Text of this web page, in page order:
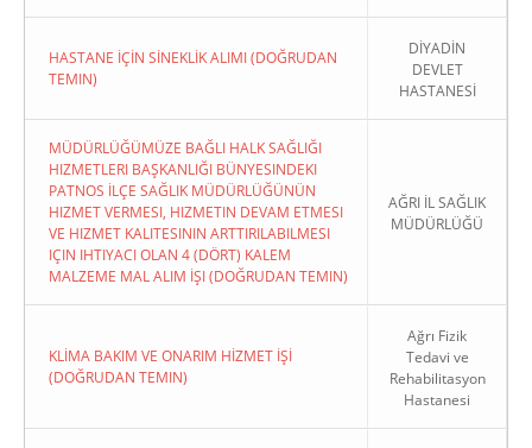
HASTANE İÇİN SİNEKLİK ALIMI (DOĞRUDAN
TEMIN)
DİYADİN
DEVLET
HASTANESİ
MÜDÜRLÜĞÜMÜZE BAĞLI HALK SAĞLIĞI
HIZMETLERI BAŞKANLIĞI BÜNYESINDEKI
PATNOS İLÇE SAĞLIK MÜDÜRLÜĞÜNÜN
HIZMET VERMESI, HIZMETIN DEVAM ETMESI
VE HIZMET KALITESININ ARTTIRILABILMESI
IÇIN IHTIYACI OLAN 4 (DÖRT) KALEM
MALZEME MAL ALIM İŞI (DOĞRUDAN TEMIN)
AĞRI İL SAĞLIK
MÜDÜRLÜĞÜ
KLİMA BAKIM VE ONARIM HİZMET İŞİ
(DOĞRUDAN TEMIN)
Ağrı Fizik
Tedavi ve
Rehabilitasyon
Hastanesi